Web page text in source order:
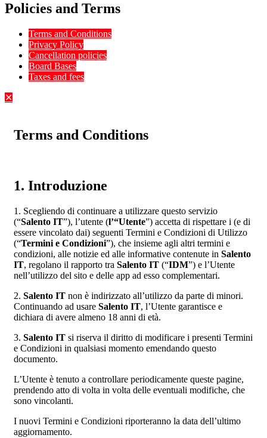
Policies and Terms
Terms and Conditions
Privacy Policy
Cancellation policies
Board Bases
Taxes and fees
✕
Terms and Conditions
1. Introduzione
1. Scegliendo di continuare a utilizzare questo servizio
(“Salento IT”), l’utente (l’“Utente”) accetta di rispettare i (e di
essere vincolato dai) seguenti Termini e Condizioni di Utilizzo
(“Termini e Condizioni”), che insieme agli altri termini e
condizioni, alle notizie ed alle informative contenute in Salento
IT, regolano il rapporto tra Salento IT (“IDM”) e l’Utente
nell’utilizzo del sito e delle app ad esso complementari.
2. Salento IT non è indirizzato all’utilizzo da parte di minori.
Continuando ad usare Salento IT, l’Utente garantisce e
dichiara di avere almeno 18 anni di età.
3. Salento IT si riserva il diritto di modificare i presenti Termini
e Condizioni in qualsiasi momento emendando questo
documento.
L’Utente è tenuto a controllare periodicamente queste pagine,
prendendo atto di volta in volta delle eventuali modifiche, che
sono vincolanti.
I nuovi Termini e Condizioni riporteranno la data dell’ultimo
aggiornamento.